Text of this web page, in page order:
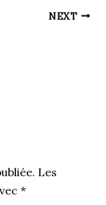
NEXT
Les
*